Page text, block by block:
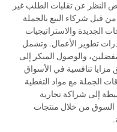
النظر عن تقلبات الطلب غير
قبل شركاء البيع بالجملة
الجديدة والاستراتيجيات
تطوير الأعمال. وتشمل
والوصول المبكر إلى
مزايا تنافسية في الأسواق
الجملة مع مواد التغطية
إلى شراكة تجارية
السوق من خلال منتجات